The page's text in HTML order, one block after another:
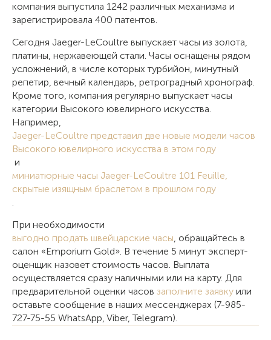
компания выпустила 1242 различных механизма и
зарегистрировала 400 патентов.
Сегодня Jaeger-LeCoultre выпускает часы из золота,
платины, нержавеющей стали. Часы оснащены рядом
усложнений, в числе которых турбийон, минутный
репетир, вечный календарь, ретроградный хронограф.
Кроме того, компания регулярно выпускает часы
категории Высокого ювелирного искусства.
Например,
Jaeger-LeCoultre представил две новые модели часов
Высокого ювелирного искусства в этом году
и
миниатюрные часы Jaeger-LeCoultre 101 Feuille,
скрытые изящным браслетом в прошлом году
.
При необходимости
выгодно продать швейцарские часы, обращайтесь в
салон «Emporium Gold». В течение 5 минут эксперт-
оценщик назовет стоимость часов. Выплата
осуществляется сразу наличными или на карту. Для
предварительной оценки часов заполните заявку или
оставьте сообщение в наших мессенджерах (7-985-
727-75-55 WhatsApp, Viber, Telegram).